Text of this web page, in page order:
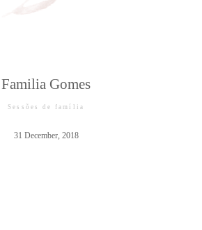
Familia Gomes
Sessões de família
31 December, 2018